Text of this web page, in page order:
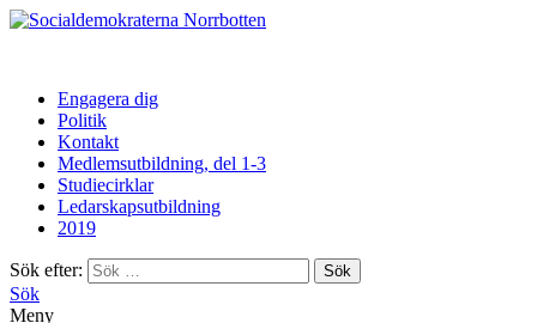
Norrbotten
Engagera dig
Politik
Kontakt
Medlemsutbildning, del 1-3
Studiecirklar
Ledarskapsutbildning
2019
Sök efter:
Sök
Meny